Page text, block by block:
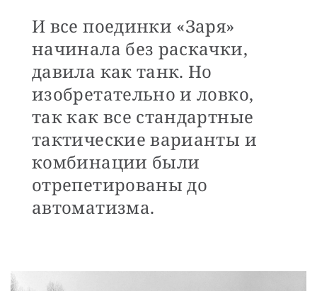
И все поединки «Заря»
начинала без раскачки,
давила как танк. Но
изобретательно и ловко,
так как все стандартные
тактические варианты и
комбинации были
отрепетированы до
автоматизма.